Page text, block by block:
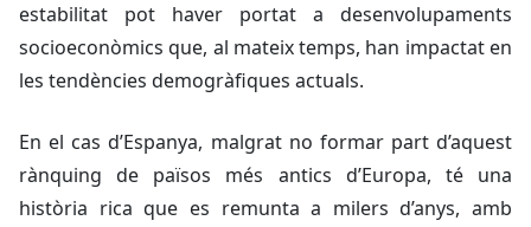
estabilitat pot haver portat a desenvolupaments
socioeconòmics que, al mateix temps, han impactat en
les tendències demogràfiques actuals.
En el cas d’Espanya, malgrat no formar part d’aquest
rànquing de països més antics d’Europa, té una
història rica que es remunta a milers d’anys, amb